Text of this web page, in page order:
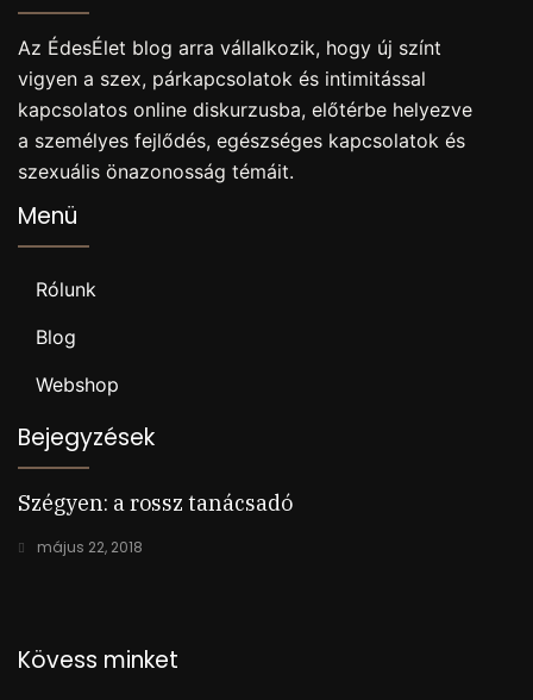
Az ÉdesÉlet blog arra vállalkozik, hogy új színt
vigyen a szex, párkapcsolatok és intimitással
kapcsolatos online diskurzusba, előtérbe helyezve
a személyes fejlődés, egészséges kapcsolatok és
szexuális önazonosság témáit.
Menü
Rólunk
Blog
Webshop
Bejegyzések
Szégyen: a rossz tanácsadó
május 22, 2018
Kövess minket